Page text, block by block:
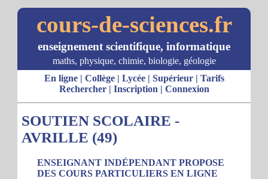
cours-de-sciences.fr
enseignement scientifique, informatique
maths, physique, chimie, biologie, géologie
En ligne| Collège| Lycée| Supérieur| Tarifs
Rechercher| Inscription | Connexion
SOUTIEN SCOLAIRE -
AVRILLE (49)
ENSEIGNANT INDÉPENDANT PROPOSE
DES COURS PARTICULIERS EN LIGNE